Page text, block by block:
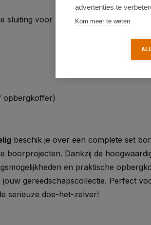
sluiting voor bescherming van de
opbergkoffer)
beschik je over een complete set
boorprojecten. Dankzij de
en praktische
gereedschapscollectie. Perfect
serieuze doe-het-zelver!
advertenties te
Kom meer te weten